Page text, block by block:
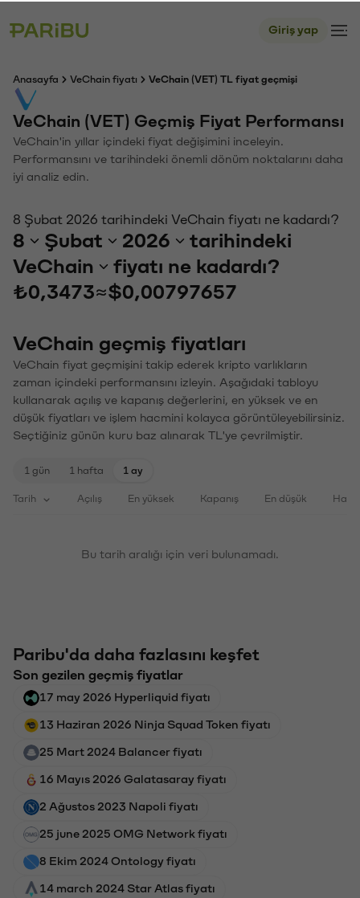
Giriş yap
Anasayfa VeChain fiyatı VeChain (VET) TL fiyat geçmişi
VeChain (VET) Geçmiş Fiyat Performansı
VeChain'in yıllar içindeki fiyat değişimini inceleyin.
Performansını ve tarihindeki önemli dönüm noktalarını daha
iyi analiz edin.
8 Şubat 2026 tarihindeki VeChain fiyatı ne kadardı?
8 Şubat 2026
tarihindeki
VeChain
fiyatı ne kadardı?
₺0,3473≈$0,00797657
VeChain geçmiş fiyatları
VeChain fiyat geçmişini takip ederek kripto varlıkların
zaman içindeki performansını izleyin. Aşağıdaki tabloyu
kullanarak açılış ve kapanış değerlerini, en yüksek ve en
düşük fiyatları ve işlem hacmini kolayca görüntüleyebilirsiniz.
Seçtiğiniz günün kuru baz alınarak TL'ye çevrilmiştir.
1 gün 1 hafta 1 ay
Tarih Açılış En yüksek Kapanış En düşük
Bu tarih aralığı için veri bulunamadı.
Paribu'da daha fazlasını keşfet
Son gezilen geçmiş fiyatlar
17 may 2026 Hyperliquid fiyatı
13 Haziran 2026 Ninja Squad Token fiyatı
25 Mart 2024 Balancer fiyatı
16 Mayıs 2026 Galatasaray fiyatı
2 Ağustos 2023 Napoli fiyatı
25 june 2025 OMG Network fiyatı
8 Ekim 2024 Ontology fiyatı
14 march 2024 Star Atlas fiyatı